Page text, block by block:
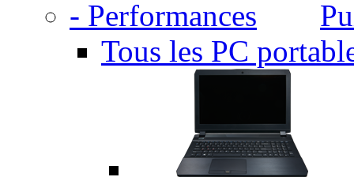
Tous les PC